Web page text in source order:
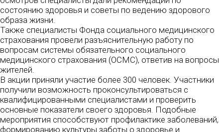
состоянию здоровья и советы по ведению здорового
образа жизни.
Также специалисты Фонда социального медицинского
страхования провели разъяснительную работу по
вопросам системы обязательного социального
медицинского страхования (ОСМС), ответив на вопросы
жителей.
В акции приняли участие более 300 человек. Участники
получили возможность проконсультироваться с
квалифицированными специалистами и проверить
основные показатели своего здоровья. Подобные
мероприятия способствуют профилактике заболеваний,
формированию культуры заботы о здоровье и